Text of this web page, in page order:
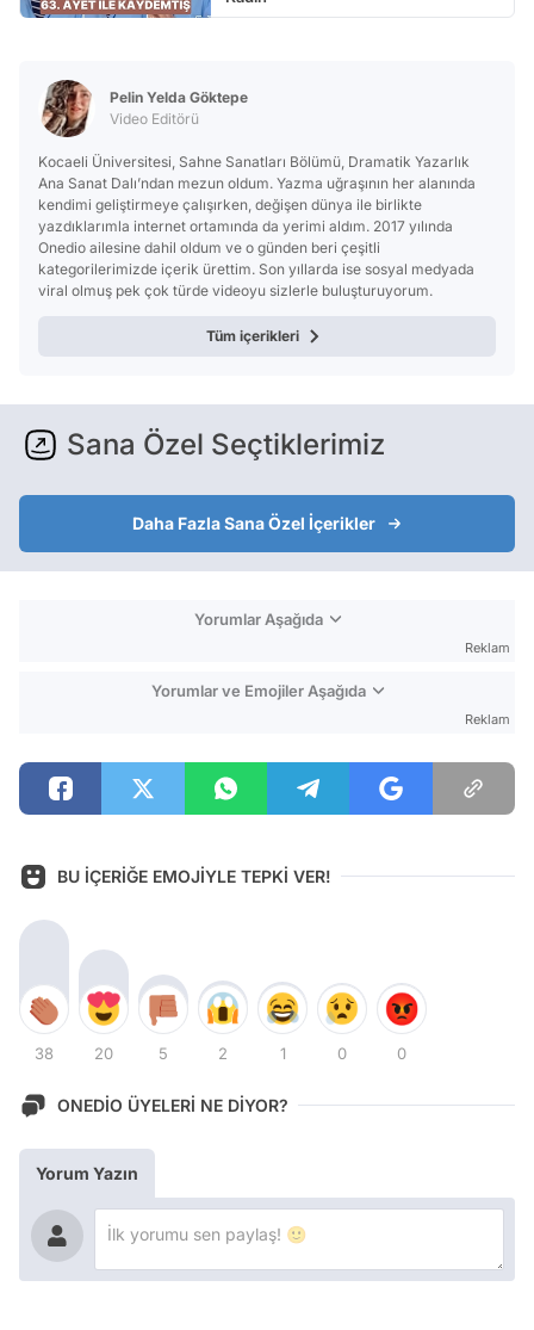
Pelin Yelda Göktepe
Video Editörü
Kocaeli Üniversitesi, Sahne Sanatları Bölümü, Dramatik Yazarlık
Ana Sanat Dalı’ndan mezun oldum. Yazma uğraşının her alanında
kendimi geliştirmeye çalışırken, değişen dünya ile birlikte
yazdıklarımla internet ortamında da yerimi aldım. 2017 yılında
Onedio ailesine dahil oldum ve o günden beri çeşitli
kategorilerimizde içerik ürettim. Son yıllarda ise sosyal medyada
viral olmuş pek çok türde videoyu sizlerle buluşturuyorum.
Tüm içerikleri
Sana Özel Seçtiklerimiz
Daha Fazla Sana Özel İçerikler
Yorumlar Aşağıda
Reklam
Yorumlar ve Emojiler Aşağıda
Reklam
BU İÇERİĞE EMOJİYLE TEPKİ VER!
38 20 5 2 1 0 0
ONEDİO ÜYELERİ NE DİYOR?
Yorum Yazın